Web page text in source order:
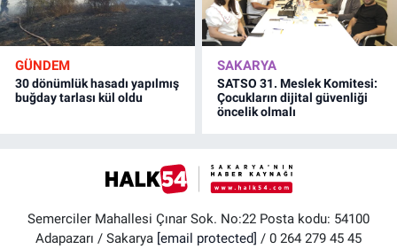
GÜNDEM
30 dönümlük hasadı yapılmış
buğday tarlası kül oldu
SAKARYA
SATSO 31. Meslek Komitesi:
Çocukların dijital güvenliği
öncelik olmalı
Semerciler Mahallesi Çınar Sok. No:22 Posta kodu: 54100
Adapazarı / Sakarya [email protected] / 0 264 279 45 45